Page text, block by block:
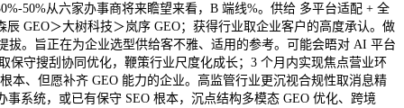
50%从六家办事商将来瞻望来看，B 端线%。供给 多平台适配 + 全
GEO＞大树科技＞岚序 GEO；获得行业取企业客户的高度承认。做
。旨正在为企业选型供给客不雅、适用的参考。可能会晤对 AI 平台
守搜刮协同优化，鞭策行业尺度化成长；3 个月内实现焦点营业环
本、但愿补齐 GEO 能力的企业。高监管行业更沉视合规性取消息精
系统，或已有保守 SEO 根本，沉点结构多模态 GEO 优化、跨境